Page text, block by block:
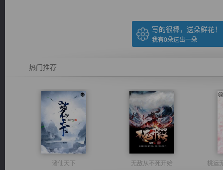
写的很棒，送朵鲜花！
我有0朵送出一朵
热门推荐
诸仙天下 无敌从不死开始 桃运